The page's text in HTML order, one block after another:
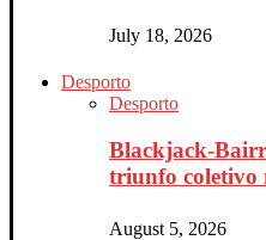
July 18, 2026
Desporto
Desporto
Blackjack-
triunfo coletivo
August 5, 2026